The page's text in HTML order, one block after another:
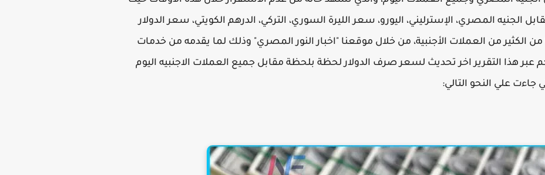
الجنيه المصري، الإسترليني، اليورو، سعر الليرة السوري، التركي، الدرهم الكويتي، سعر الدولار
الكثير من العملات الأجنبية، من خلال موقعنا "اخبار النور المصري" وذلك لما يقدمه من خدمات
عبر هذا التقرير اخر تحديث لسعر صرف الدولار لحظة بلحظة مقابل جميع العملات الاجنبيه اليوم